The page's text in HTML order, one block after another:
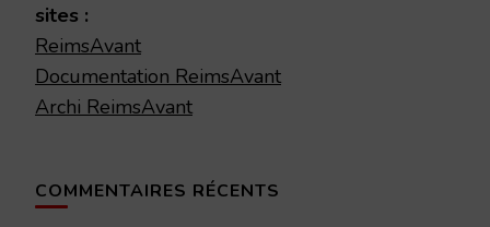
sites :
ReimsAvant
Documentation ReimsAvant
Archi ReimsAvant
COMMENTAIRES RÉCENTS